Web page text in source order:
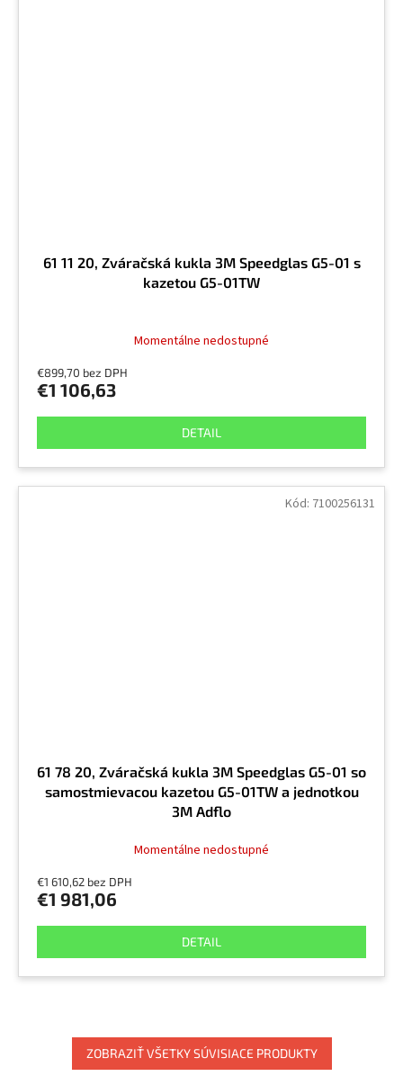
61 11 20, Zváračská kukla 3M Speedglas G5-01 s
kazetou G5-01TW
Momentálne nedostupné
€899,70 bez DPH
€1 106,63
DETAIL
61 78 20, Zváračská kukla 3M Speedglas G5-01 so
samostmievacou kazetou G5-01TW a jednotkou
3M Adflo
Momentálne nedostupné
€1 610,62 bez DPH
€1 981,06
DETAIL
Kód: 7100256131
ZOBRAZIŤ VŠETKY SÚVISIACE PRODUKTY